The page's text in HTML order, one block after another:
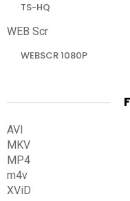
TS-HQ
WEB Scr
WEBSCR 1080P
AVI
MKV
MP4
m4v
XViD